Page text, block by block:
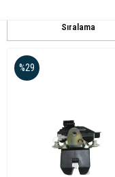
Sıralama
%29